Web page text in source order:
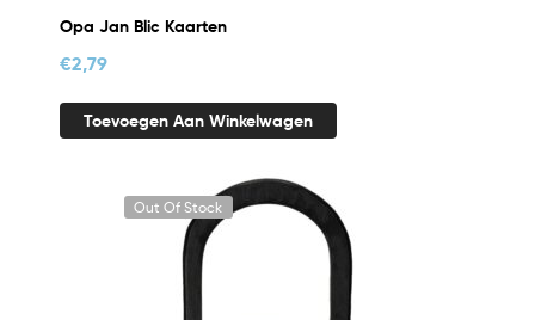
Opa Jan Blic Kaarten
€2,79
Toevoegen Aan Winkelwagen
Out Of Stock